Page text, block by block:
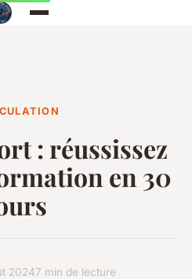
: réussissez
en 30
20247 min de lecture